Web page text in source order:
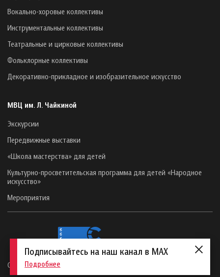
Вокально-хоровые коллективы
Инструментальные коллективы
Театральные и цирковые коллективы
Фольклорные коллективы
Декоративно-прикладное и изобразительное искусство
МВЦ им. Л. Чайкиной
Экскурсии
Передвижные выставки
«Школа мастерства» для детей
Культурно-просветительская программа для детей «Народное
искусство»
Мероприятия
Сайт создан
Подписывайтесь на наш канал в MAX
Подробнее